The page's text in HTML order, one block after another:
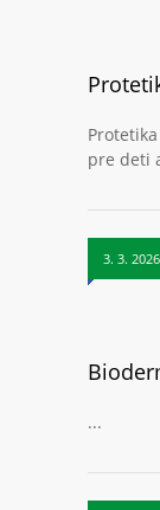
pre deti
3. 3. 2026
...